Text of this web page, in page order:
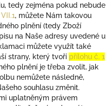
tedy zejména pokud nebude
VII.1, můžete Nám takovou
plnění (tedy Zboží
na Naše adresy uvedené u
můžete využít také
strany, který tvoří přílohu č. 1
plnění je třeba zvolit, jak
nemůžete následně,
souhlasu změnit.
uplatněným právem